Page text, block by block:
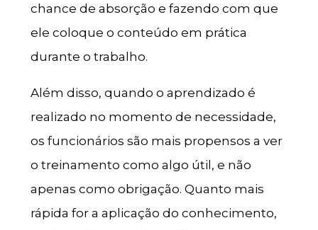
chance de absorção e fazendo com que
ele coloque o conteúdo em prática
durante o trabalho.
Além disso, quando o aprendizado é
realizado no momento de necessidade,
os funcionários são mais propensos a ver
o treinamento como algo útil, e não
apenas como obrigação. Quanto mais
rápida for a aplicação do conhecimento,